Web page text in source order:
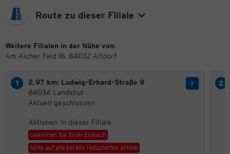
Route zu dieser Filiale
Weitere Filialen in der Nähe von:
Am Aicher Feld 16, 84032 Altdorf
2.97 km: Ludwig-Erhard-Straße 9
84034 Landshut
Aktuell geschlossen
Aktionen in dieser Filiale
Gewinnen Sie Ihren Einkauf!
50% auf alle bereits reduzierten Artikel